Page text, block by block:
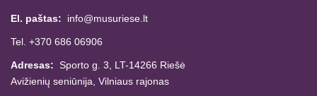
El. paštas: info@musuriese.lt
Tel. +370 686 06906
Adresas: Sporto g. 3, LT-14266 Riešė
Avižienių seniūnija, Vilniaus rajonas